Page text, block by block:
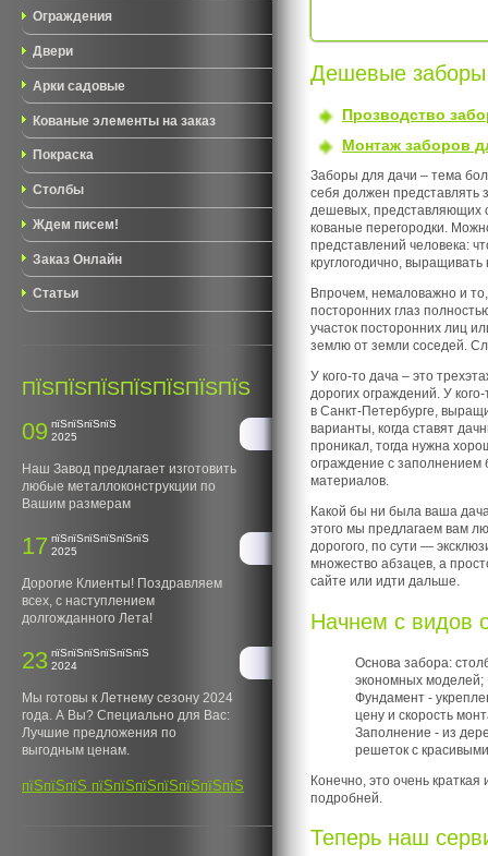
Ограждения
Двери
Арки садовые
Кованые элементы на заказ
Покраска
Столбы
Ждем писем!
Заказ Онлайн
Статьи
ПЇЅПЇЅПЇЅПЇЅПЇЅПЇЅПЇЅ
09 пїЅпїЅпїЅпїЅ
2025
Наш Завод предлагает изготовить
любые металлоконструкции по
Вашим размерам
17 пїЅпїЅпїЅпїЅпїЅпїЅ
2025
Дорогие Клиенты! Поздравляем
всех, с наступлением
долгожданного Лета!
23 пїЅпїЅпїЅпїЅпїЅпїЅ
2024
Мы готовы к Летнему сезону 2024
года. А Вы? Специально для Вас:
Лучшие предложения по
выгодным ценам.
пїЅпїЅпїЅ пїЅпїЅпїЅпїЅпїЅпїЅпїЅ
Дешевые заборы
Прозводство
Монтаж заборов
Заборы для дачи – тема
себя должен представлять
дешевых, представляющих
кованые перегородки.
представлений человека:
круглогодично,
Впрочем, немаловажно и
посторонних глаз
участок посторонних лиц
землю от земли соседей.
У кого-то дача – это
дорогих ограждений. У
в Санкт-Петербурге,
варианты, когда ставят
проникал, тогда нужна
ограждение с
материалов.
Какой бы ни была ваша
этого мы предлагаем вам
дорогого, по сути —
множество абзацев, а
сайте или идти дальше.
Начнем с видов
Основа забора:
экономных моделей;
Фундамент -
цену и скорость
Заполнение - из
решеток с
Конечно, это очень
подробней.
Теперь наш